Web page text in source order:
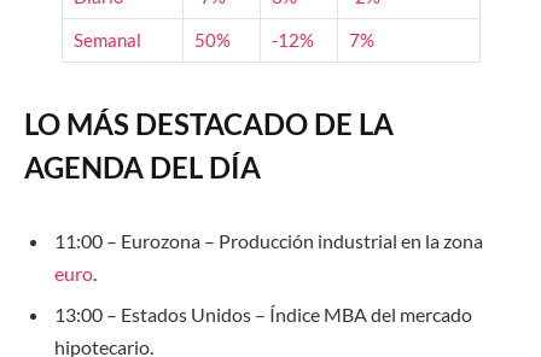
Semanal
50% -12% 7%
LO MÁS DESTACADO DE LA
AGENDA DEL DÍA
11:00 – Eurozona – Producción industrial en la zona
euro.
13:00 – Estados Unidos – Índice MBA del mercado
hipotecario.